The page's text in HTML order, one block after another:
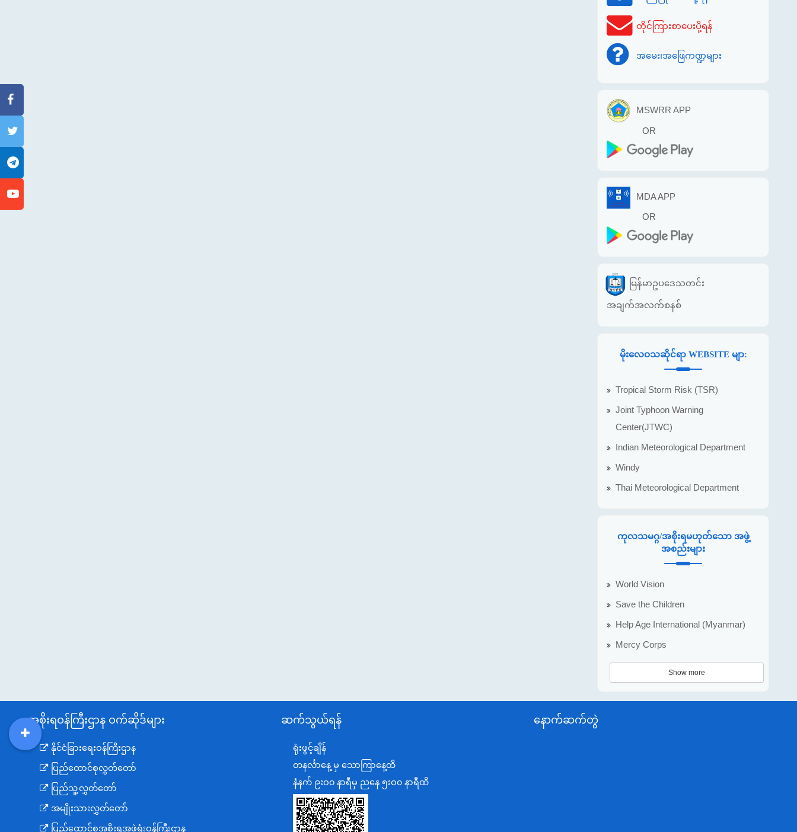
တိုင်ကြားစာပေးပို့ရန်
အမေး၊အဖြေကဏ္ဍများ
MSWRR APP
OR
MDA APP
OR
မြန်မာဥပဒေသတင်း
အချက်အလက်စနစ်
မိုးလေဝသဆိုင်ရာ WEBSITE မျာ:
Tropical Storm Risk (TSR)
Joint Typhoon Warning
Center(JTWC)
Indian Meteorological Department
Windy
Thai Meteorological Department
ကုလသမဂ္ဂ/အစိုးရမဟုတ်သော အဖွဲ့
အစည်းများ
World Vision
Save the Children
Help Age International (Myanmar)
Mercy Corps
Show more
အစိုးရဝန်ကြီးဌာန ဝက်ဆိုဒ်များ
နိုင်ငံခြားရေးဝန်ကြီးဌာန
ပြည်ထောင်စုလွှတ်တော်
ပြည်သူ့လွှတ်တော်
အမျိုးသားလွှတ်တော်
ပြည်ထောင်စုအစိုးရအဖွဲ့ရုံးဝန်ကြီးဌာန
ဆက်သွယ်ရန်
ရုံးဖွင့်ချိန်
တနင်္လာနေ့ မှ သောကြာနေ့ထိ
နံနက် ၉းဝ၀ နာရီမှ ညနေ ၅းဝ၀ နာရီထိ
နောက်ဆက်တွဲ
DDM